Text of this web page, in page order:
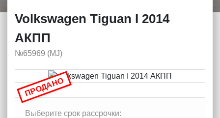
Volkswagen Tiguan I 2014
АКПП
№65969 (МJ)
Выберите срок рассрочки:
ПРОДАНО